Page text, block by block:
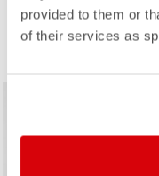
provided to them or
of their services as